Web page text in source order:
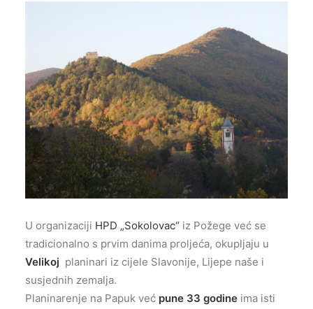
U organizaciji HPD „Sokolovac“ iz Požege već se
tradicionalno s prvim danima proljeća, okupljaju u
Velikoj planinari iz cijele Slavonije, Lijepe naše i
susjednih zemalja.
Planinarenje na Papuk već pune 33 godine ima isti